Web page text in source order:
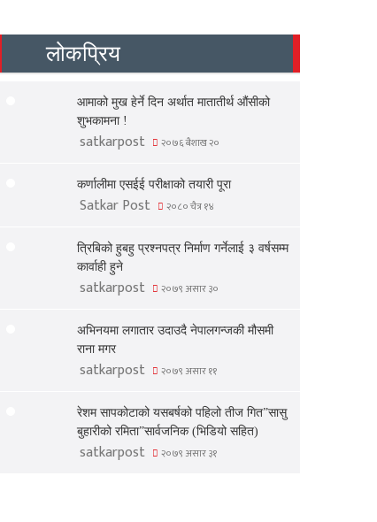
लोकप्रिय
आमाको मुख हेर्ने दिन अर्थात मातातीर्थ औंसीको
शुभकामना !
satkarpost २०७६ बैशाख २०
कर्णालीमा एसईई परीक्षाको तयारी पूरा
Satkar Post २०८० चैत्र १४
त्रिबिको हुबहु प्रश्नपत्र निर्माण गर्नेलाई ३ वर्षसम्म
कार्वाही हुने
satkarpost २०७९ असार ३०
अभिनयमा लगातार उदाउदै नेपालगन्जकी मौसमी
राना मगर
satkarpost २०७९ असार ११
रेशम सापकोटाको यसबर्षको पहिलो तीज गित”सासु
बुहारीको रमिता”सार्वजनिक (भिडियो सहित)
satkarpost २०७९ असार ३१